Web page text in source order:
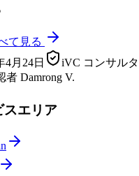
て見る
4月24日
iVC コンサル
者 Damrong V.
スエリア